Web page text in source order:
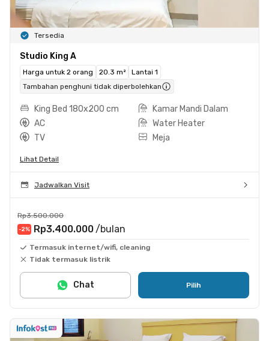
Tersedia
Studio King A
Harga untuk 2 orang 20.3 m²
Lantai 1
Tambahan penghuni tidak diperbolehkan
King Bed 180x200 cm
Kamar Mandi Dalam
AC
Water Heater
TV
Meja
Lihat Detail
Jadwalkan Visit
Rp3.500.000
-2% Rp3.400.000 /bulan
Termasuk internet/wifi, cleaning
Tidak termasuk listrik
Pilih
Chat